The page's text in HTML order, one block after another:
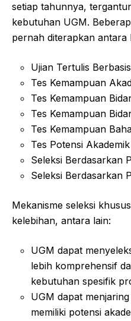
setiap tahunnya,
kebutuhan UGM.
pernah diterapkan antara
Ujian Tertulis
Tes Kemampuan
Tes Kemampuan
Tes Kemampuan
Tes Kemampuan
Tes Potensi
Seleksi Berdasarkan
Seleksi Berdasarkan
Mekanisme seleksi
kelebihan, antara lain:
UGM dapat
lebih komprehensif
kebutuhan spesifik
UGM dapat
memiliki potensi